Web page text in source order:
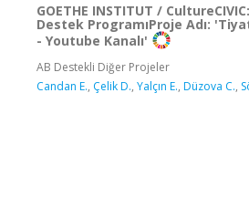
GOETHE INSTITUT /
Destek ProgramıProje Adı:
- Youtube Kanalı'
AB Destekli Diğer Projeler
Candan E., Çelik D., Yalçın E., Düzova C.,